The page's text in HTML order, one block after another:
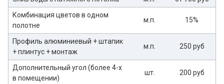
Комбинация цветов в одном
полотне
м.п. 15%
Профиль алюминиевый + штапик
+ плинтус + монтаж
м.п. 250 руб
Дополнительный угол (более 4-х
в помещении)
шт. 200 руб